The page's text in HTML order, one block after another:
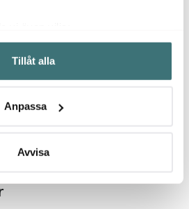
om din geografiska plats som
på upp till flera meter
genom att aktivt skanna den för
dina personliga uppgifter
tillbaka ditt samtycke när som
att innehållet och annonserna
Tillåt alla
Anpassa
Avvisa
av våra kunder